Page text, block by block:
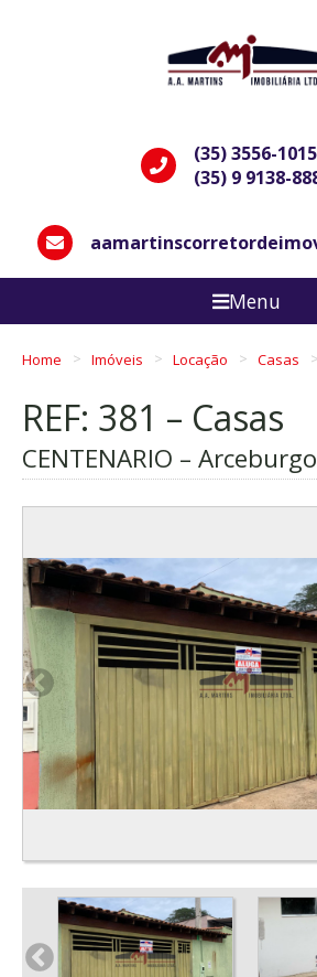
(35) 3556-1015
(35) 9 9138-
Menu
Home Imóveis Locação Casas
REF: 381 – Casas
CENTENARIO –